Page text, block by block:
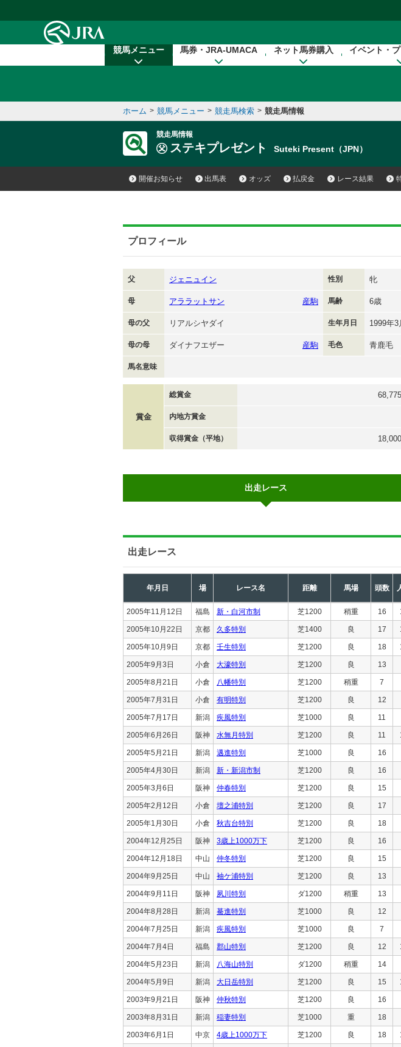
競馬メニュー 馬券・JRA-UMACA ネット馬券購入 イベント・
ホーム > 競馬メニュー > 競走馬検索 > 競走馬情報
競走馬情報
ステキプレゼント Suteki Present（JPN）
開催お知らせ 出馬表 オッズ 払戻金 レース結果
プロフィール
父 ジェニュイン 性別 牝
母 アララットサン 産駒 馬齢 6歳
母の父 リアルシヤダイ 生年月日 1999年3
母の母 ダイナフエザー 産駒 毛色 青鹿毛
馬名意味
賞金
総賞金
内地方賞金
収得賞金（平地）
出走レース
出走レース
年月日 場 レース名 距離 馬場 頭数
2005年11月12日 福島 新・白河市制 芝1200 稍重 16
2005年10月22日 京都 久多特別 芝1400 良 17
2005年10月9日 京都 壬生特別 芝1200 良 18
2005年9月3日 小倉 大濠特別 芝1200 良 13
2005年8月21日 小倉 八幡特別 芝1200 稍重 7
2005年7月31日 小倉 有明特別 芝1200 良 12
2005年7月17日 新潟 疾風特別 芝1000 良 11
2005年6月26日 阪神 水無月特別 芝1200 良 11
2005年5月21日 新潟 邁進特別 芝1000 良 16
2005年4月30日 新潟 新・新潟市制 芝1200 良 16
2005年3月6日 阪神 仲春特別 芝1200 良 15
2005年2月12日 小倉 壇之浦特別 芝1200 良 17
2005年1月30日 小倉 秋吉台特別 芝1200 良 18
2004年12月25日 阪神 3歳上1000万下 芝1200 良 16
2004年12月18日 中山 仲冬特別 芝1200 良 15
2004年9月25日 中山 袖ケ浦特別 芝1200 良 13
2004年9月11日 阪神 夙川特別 ダ1200 稍重 13
2004年8月28日 新潟 驀進特別 芝1000 良 12
2004年7月25日 新潟 疾風特別 芝1000 良 7
2004年7月4日 福島 郡山特別 芝1200 良 12
2004年5月23日 新潟 八海山特別 ダ1200 稍重 14
2004年5月9日 新潟 大日岳特別 芝1200 良 15
2003年9月21日 阪神 仲秋特別 芝1200 良 16
2003年8月31日 新潟 稲妻特別 芝1000 重 18
2003年6月1日 中京 4歳上1000万下 芝1200 良 18